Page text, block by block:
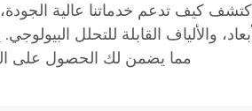
والألياف القابلة للتحلل
مما يضمن لك الحصول على